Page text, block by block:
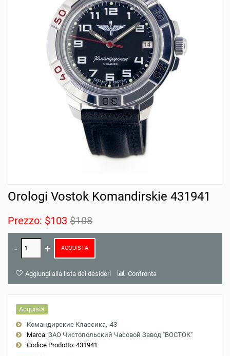
Orologi Vostok Komandirskie 431941
Prezzo: $103 $108
ACQUISTA
Aggiungi alla lista dei desideri Confronta
Acquista
Командирские Классика 43
Marca: ЗАО Чистопольский Часовой Завод "ВОСТОК"
Codice Prodotto: 431941